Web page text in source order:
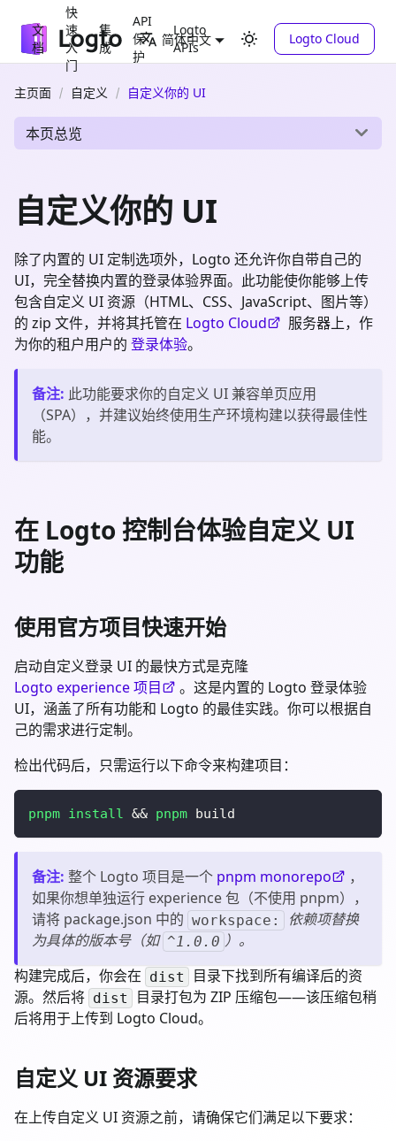
文
档
快
速
入
门
集
成
API
保
护
Logto
APIs
简体中文 Logto Cloud
主页面 自定义 自定义你的 UI
本页总览
自定义你的 UI
除了内置的 UI 定制选项外，Logto 还允许你自带自己的
UI，完全替换内置的登录体验界面。此功能使你能够上传
包含自定义 UI 资源（HTML、CSS、JavaScript、图片等）
的 zip 文件，并将其托管在 Logto Cloud
服务器上，作
为你的租户用户的 登录体验。
备注: 此功能要求你的自定义 UI 兼容单页应用
（SPA），并建议始终使用生产环境构建以获得最佳性
能。
在 Logto 控制台体验自定义 UI
功能
使用官方项目快速开始
启动自定义登录 UI 的最快方式是克隆
Logto experience 项目
。这是内置的 Logto 登录体验
UI，涵盖了所有功能和 Logto 的最佳实践。你可以根据自
己的需求进行定制。
检出代码后，只需运行以下命令来构建项目：
pnpm install && pnpm build
备注: 整个 Logto 项目是一个 pnpm monorepo
，
如果你想单独运行 experience 包（不使用 pnpm），
请将 package.json 中的 workspace:
依赖项替换
为具体的版本号（如 ^1.0.0 ）。
构建完成后，你会在 dist
目录下找到所有编译后的资
源。然后将 dist
目录打包为 ZIP 压缩包——该压缩包稍
后将用于上传到 Logto Cloud。
自定义 UI 资源要求
在上传自定义 UI 资源之前，请确保它们满足以下要求：